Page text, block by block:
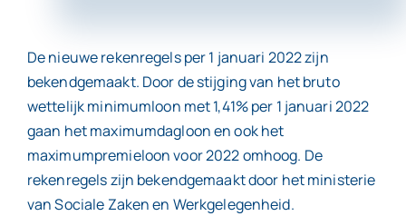
Contact
De nieuwe rekenregels per 1 januari 2022 zijn
bekendgemaakt. Door de stijging van het bruto
wettelijk minimumloon met 1,41% per 1 januari 2022
gaan het maximumdagloon en ook het
maximumpremieloon voor 2022 omhoog. De
rekenregels zijn bekendgemaakt door het ministerie
van Sociale Zaken en Werkgelegenheid.